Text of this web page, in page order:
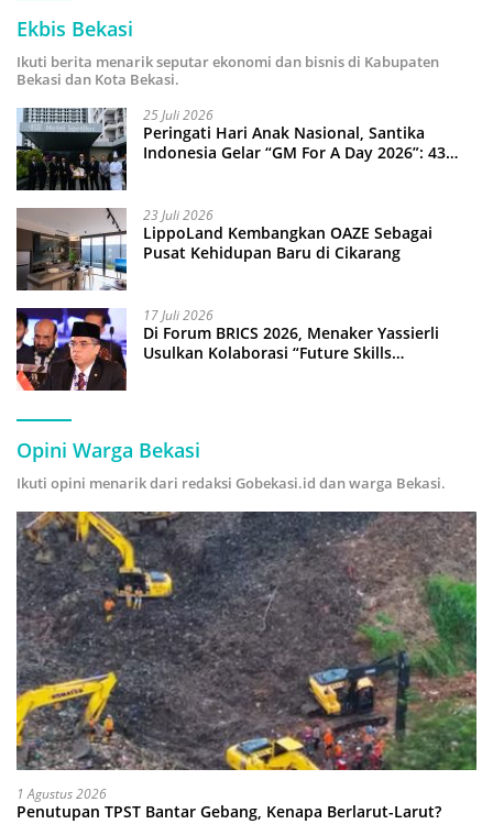
Ekbis Bekasi
Ikuti berita menarik seputar ekonomi dan bisnis di Kabupaten
Bekasi dan Kota Bekasi.
25 Juli 2026
Peringati Hari Anak Nasional, Santika
Indonesia Gelar “GM For A Day 2026”: 43
23 Juli 2026
LippoLand Kembangkan OAZE Sebagai
Pusat Kehidupan Baru di Cikarang
17 Juli 2026
Di Forum BRICS 2026, Menaker Yassierli
Usulkan Kolaborasi “Future Skills
Opini Warga Bekasi
Ikuti opini menarik dari redaksi Gobekasi.id dan warga Bekasi.
1 Agustus 2026
Penutupan TPST Bantar Gebang, Kenapa Berlarut-Larut?